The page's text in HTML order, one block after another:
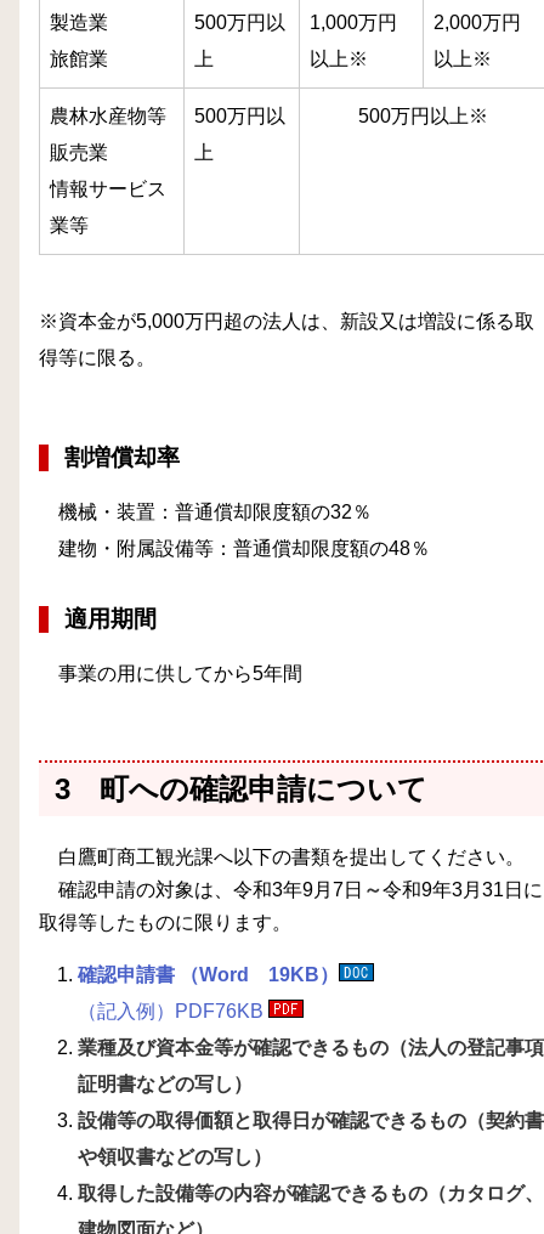
製造業
旅館業
500万円以
上
1,000万円
以上※
2,000万円
以上※
農林水産物等
販売業
情報サービス
業等
500万円以
上
500万円以上※
※資本金が5,000万円超の法人は、新設又は増設に係る取
得等に限る。
割増償却率
機械・装置：普通償却限度額の32 ％
建物・附属設備等：普通償却限度額の48％
適用期間
事業の用に供してから5年間
3 町への確認申請について
白鷹町商工観光課へ以下の書類を提出してください。
確認申請の対象は、令和3年9月7日 ～令和9年3月31日に
取得等したものに限ります。
確認申請書 （Word 19KB）
（記入例）PDF76KB
業種及び資本金等が確認できるもの（法人の登記事項
証明書などの写し）
設備等の取得価額と取得日が確認できるもの（契約書
や領収書などの写し）
取得した設備等の内容が確認できるもの（カタログ、